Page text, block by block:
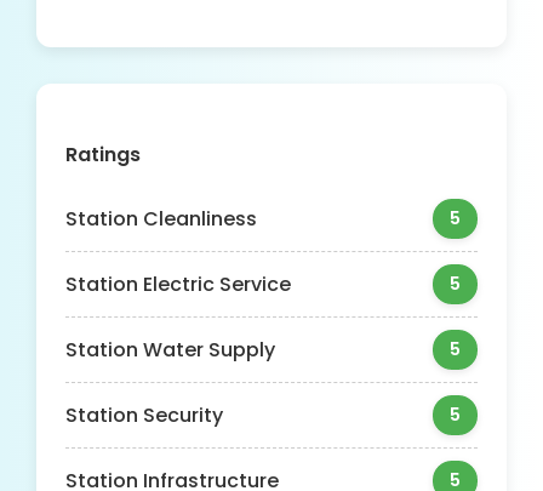
Ratings
Station Cleanliness 5
Station Electric Service 5
Station Water Supply 5
Station Security 5
Station Infrastructure 5